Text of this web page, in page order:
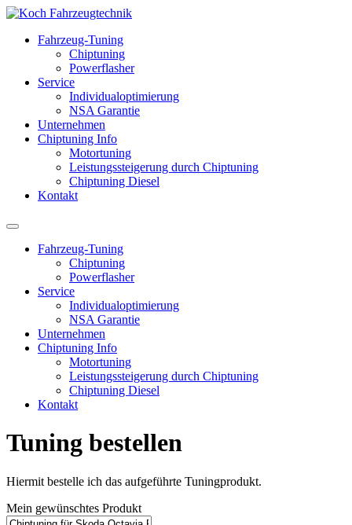
Fahrzeug-Tuning
Chiptuning
Powerflasher
Service
Individualoptimierung
NSA Garantie
Unternehmen
Chiptuning Info
Motortuning
Leistungssteigerung durch Chiptuning
Chiptuning Diesel
Kontakt
Fahrzeug-Tuning
Chiptuning
Powerflasher
Service
Individualoptimierung
NSA Garantie
Unternehmen
Chiptuning Info
Motortuning
Leistungssteigerung durch Chiptuning
Chiptuning Diesel
Kontakt
Tuning bestellen
Hiermit bestelle ich das aufgeführte Tuningprodukt.
Mein gewünschtes Produkt